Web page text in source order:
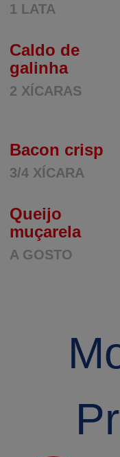
1 LATA
Caldo de
galinha
2 XÍCARAS
Bacon crisp
3/4 XÍCARA
Queijo
muçarela
A GOSTO